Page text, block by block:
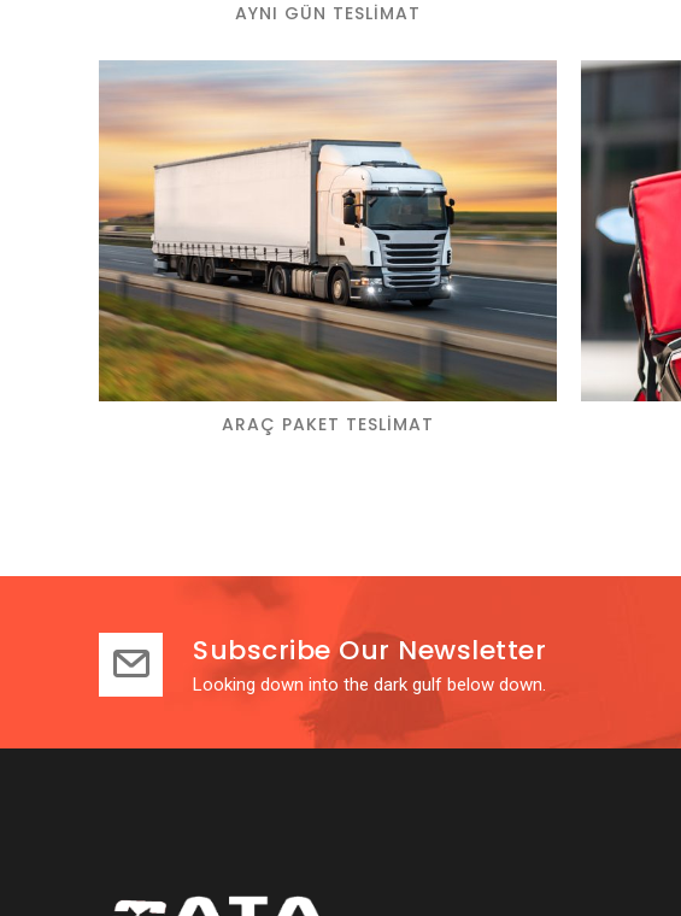
AYNI GÜN TESLIMAT
ARAÇ PAKET TESLIMAT
Subscribe Our Newsletter
Looking down into the dark gulf below down.